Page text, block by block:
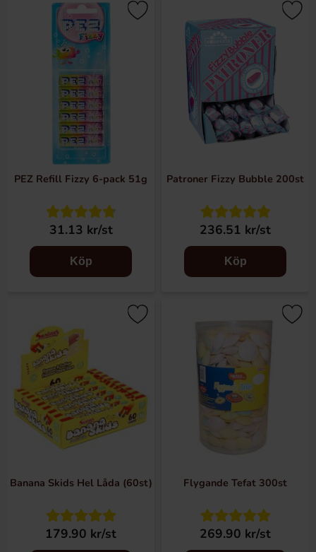
PEZ Refill Fizzy 6-pack 51g
31.13 kr/st
Köp
Patroner Fizzy Bubble 200st
236.51 kr/st
Köp
Banana Skids Hel Låda (60st)
179.90 kr/st
Flygande Tefat 300st
269.90 kr/st